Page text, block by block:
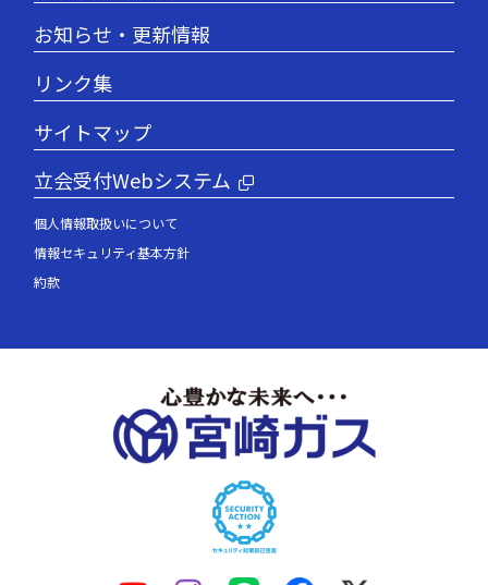
お知らせ・更新情報
リンク集
サイトマップ
立会受付Webシステム
個人情報取扱いについて
情報セキュリティ基本方針
約款